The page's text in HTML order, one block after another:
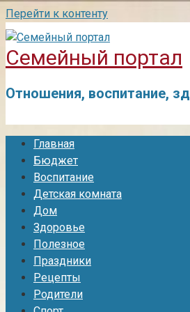
Перейти к контенту
Семейный портал
Отношения, воспитание,
Главная
Бюджет
Воспитание
Детская комната
Дом
Здоровье
Полезное
Праздники
Рецепты
Родители